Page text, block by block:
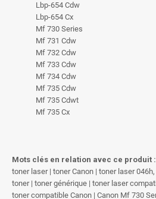
Lbp-654 Cdw
Lbp-654 Cx
Mf 730 Series
Mf 731 Cdw
Mf 732 Cdw
Mf 733 Cdw
Mf 734 Cdw
Mf 735 Cdw
Mf 735 Cdwt
Mf 735 Cx
Mots clés en relation avec ce produit :
toner laser | toner Canon | toner laser
toner | toner générique | toner laser
toner compatible Canon | Canon Mf 730